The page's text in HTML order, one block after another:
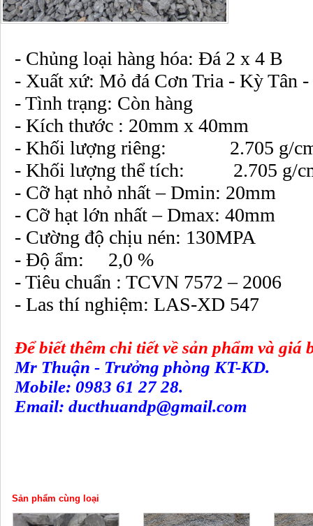
- Chủng loại hàng hóa: Đá 2 x 4 B
- Xuất xứ: Mỏ đá Cơn Tria - Kỳ Tân
- Tình trạng: Còn hàng
- Kích thước : 20mm x 40mm
- Khối lượng riêng: 2.705 g/
- Khối lượng thể tích: 2.705 g/
- Cỡ hạt nhỏ nhất – Dmin: 20mm
- Cỡ hạt lớn nhất – Dmax: 40mm
- Cường độ chịu nén: 130MPA
- Độ ẩm: 2,0 %
- Tiêu chuẩn : TCVN 7572 – 2006
- Las thí nghiệm: LAS-XD 547
Để biết thêm chi tiết về sản phẩm và
Mr Thuận - Trưởng phòng KT-KD.
Mobile: 0983 61 27 28.
Email: ducthuandp@gmail.com
Sản phẩm cùng loại